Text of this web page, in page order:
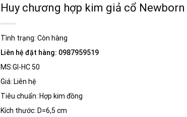
Huy chương hợp kim giả cổ Newborn
Tình trạng: Còn hàng
Liên hệ đặt hàng: 0987959519
MS:GI-HC 50
Giá: Liên hệ
Tiêu chuẩn: Hợp kim đồng
Kích thước: D=6,5 cm